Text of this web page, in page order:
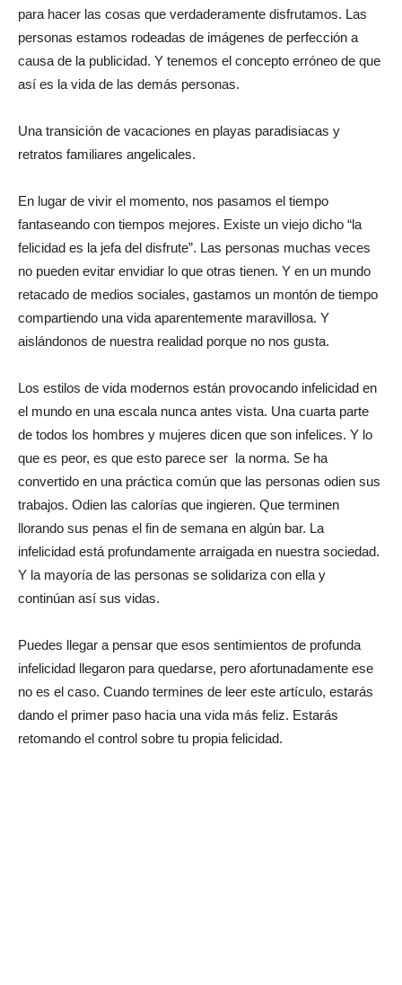
para hacer las cosas que verdaderamente disfrutamos. Las
personas estamos rodeadas de imágenes de perfección a
causa de la publicidad. Y tenemos el concepto erróneo de que
así es la vida de las demás personas.
Una transición de vacaciones en playas paradisiacas y
retratos familiares angelicales.
En lugar de vivir el momento, nos pasamos el tiempo
fantaseando con tiempos mejores. Existe un viejo dicho “la
felicidad es la jefa del disfrute”. Las personas muchas veces
no pueden evitar envidiar lo que otras tienen. Y en un mundo
retacado de medios sociales, gastamos un montón de tiempo
compartiendo una vida aparentemente maravillosa. Y
aislándonos de nuestra realidad porque no nos gusta.
Los estilos de vida modernos están provocando infelicidad en
el mundo en una escala nunca antes vista. Una cuarta parte
de todos los hombres y mujeres dicen que son infelices. Y lo
que es peor, es que esto parece ser la norma. Se ha
convertido en una práctica común que las personas odien sus
trabajos. Odien las calorías que ingieren. Que terminen
llorando sus penas el fin de semana en algún bar. La
infelicidad está profundamente arraigada en nuestra sociedad.
Y la mayoría de las personas se solidariza con ella y
continúan así sus vidas.
Puedes llegar a pensar que esos sentimientos de profunda
infelicidad llegaron para quedarse, pero afortunadamente ese
no es el caso. Cuando termines de leer este artículo, estarás
dando el primer paso hacia una vida más feliz. Estarás
retomando el control sobre tu propia felicidad.